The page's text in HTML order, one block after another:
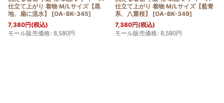
仕立て上がり 着物 M/Lサイズ【黒
地、扇に流水】
[OA-BK-345]
7,380円(税込)
モール販売価格: 8,580円
仕立て上がり 着物 M/Lサイズ【藍青
系、八重桜】
[OA-BK-349]
7,380円(税込)
モール販売価格: 8,580円